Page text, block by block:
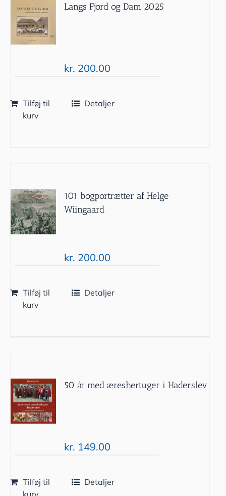
Langs Fjord og Dam 2025
kr. 200.00
Tilføj til
kurv
Detaljer
101 bogportrætter af Helge
Wiingaard
kr. 200.00
Tilføj til
kurv
Detaljer
50 år med æreshertuger i Haderslev
kr. 149.00
Tilføj til
kurv
Detaljer